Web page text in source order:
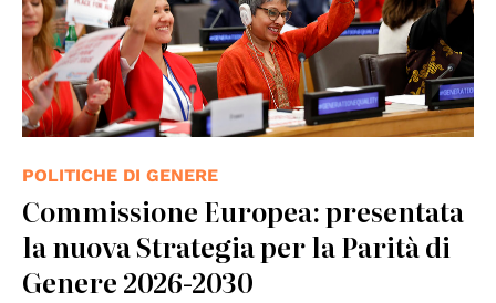
POLITICHE DI GENERE
Commissione Europea: presentata
la nuova Strategia per la Parità di
Genere 2026-2030